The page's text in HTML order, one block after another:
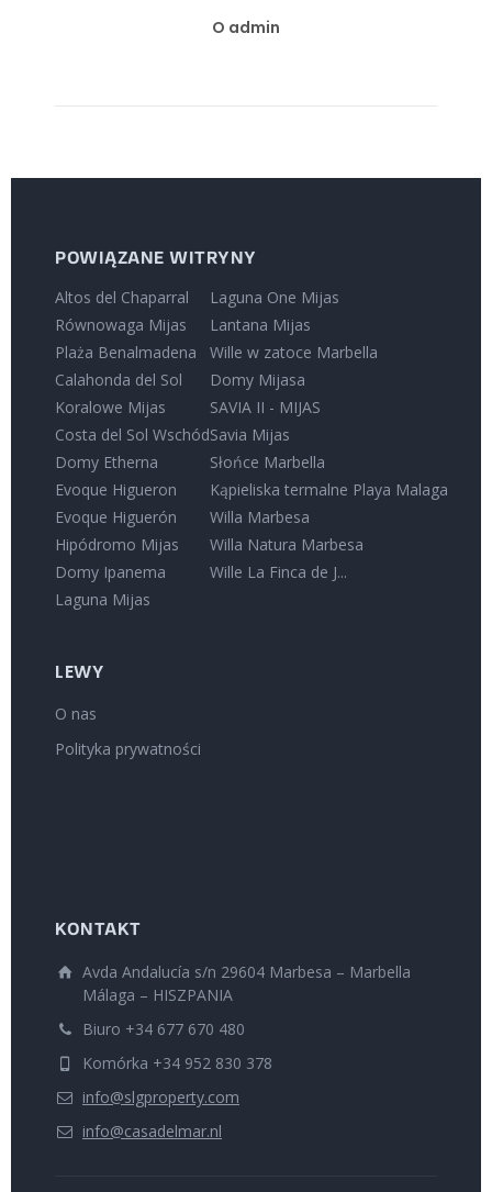
O admin
POWIĄZANE WITRYNY
Altos del Chaparral
Równowaga Mijas
Plaża Benalmadena
Calahonda del Sol
Koralowe Mijas
Costa del Sol Wschód
Domy Etherna
Evoque Higueron
Evoque Higuerón
Hipódromo Mijas
Domy Ipanema
Laguna Mijas
Laguna One Mijas
Lantana Mijas
Wille w zatoce Marbella
Domy Mijasa
SAVIA II - MIJAS
Savia Mijas
Słońce Marbella
Kąpieliska termalne Playa Malaga
Willa Marbesa
Willa Natura Marbesa
Wille La Finca de J...
LEWY
O nas
Polityka prywatności
KONTAKT
Avda Andalucía s/n 29604 Marbesa – Marbella
Málaga – HISZPANIA
Biuro +34 677 670 480
Komórka +34 952 830 378
info@slgproperty.com
info@casadelmar.nl